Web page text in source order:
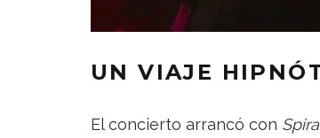
UN VIAJE
El concierto arrancó con